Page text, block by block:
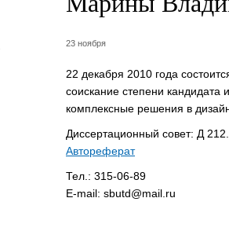
23 ноября
22 декабря 2010 года
соискание степени
комплексные решения в
Диссертационный совет: Д
Автореферат
Тел.: 315-06-89
Е-mail: sbutd@mail.ru